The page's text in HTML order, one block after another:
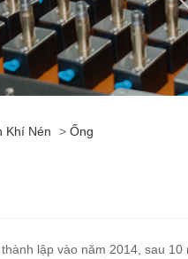
Khí Nén > Ống
lập vào năm 2014, sau